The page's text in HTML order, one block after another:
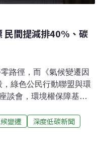
民間提減排40%、碳
路徑，而《氣候變遷因
綠色公民行動聯盟與環
談會，環境權保障基金
碳定價每公噸新台幣3000
呼籲，可參考國際2030
變遷
深度低碳新聞